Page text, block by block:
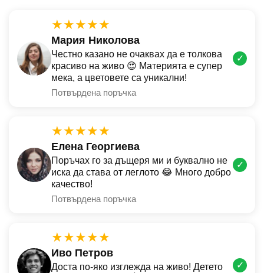
★★★★★
Мария Николова
Честно казано не очаквах да е толкова
красиво на живо 😍 Материята е супер
мека, а цветовете са уникални!
Потвърдена поръчка
✓
★★★★★
Елена Георгиева
Поръчах го за дъщеря ми и буквално не
иска да става от леглото 😂 Много добро
качество!
Потвърдена поръчка
✓
★★★★★
Иво Петров
Доста по-яко изглежда на живо! Детето
✓